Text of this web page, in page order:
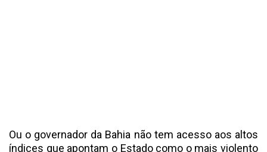
Ou o governador da Bahia não tem acesso aos altos
índices que apontam o Estado como o mais violento